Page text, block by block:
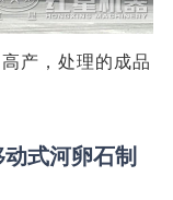
产，处理的成品
式河卵石制